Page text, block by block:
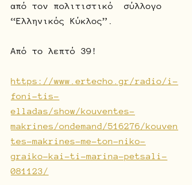
από τον πολιτιστικό  σύλλογο
“Ελληνικός Κύκλος”.
Από το λεπτό 39!
https://www.ertecho.gr/radio/i-
foni-tis-
elladas/show/kouventes-
makrines/ondemand/516276/kouven
tes-makrines-me-ton-niko-
graiko-kai-ti-marina-petsali-
081123/